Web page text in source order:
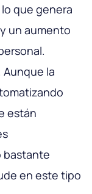
que genera
un aumento
Aunque la
están
bastante
en este tipo